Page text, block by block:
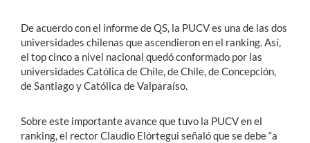
De acuerdo con el informe de QS, la PUCV es una de las dos
universidades chilenas que ascendieron en el ranking. Así,
el top cinco a nivel nacional quedó conformado por las
universidades Católica de Chile, de Chile, de Concepción,
de Santiago y Católica de Valparaíso.
Sobre este importante avance que tuvo la PUCV en el
ranking, el rector Claudio Elórtegui señaló que se debe “a